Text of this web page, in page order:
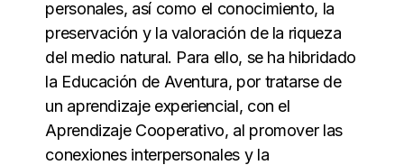
personales, así como el conocimiento, la
preservación y la valoración de la riqueza
del medio natural. Para ello, se ha hibridado
la Educación de Aventura, por tratarse de
un aprendizaje experiencial, con el
Aprendizaje Cooperativo, al promover las
conexiones interpersonales y la